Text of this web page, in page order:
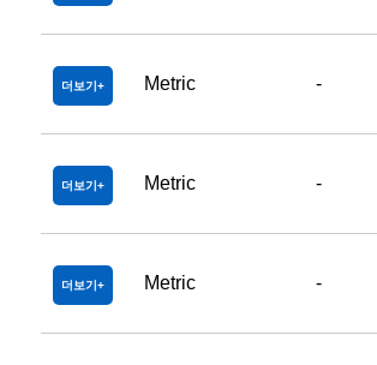
더보기 Metric -
더보기 Metric -
더보기 Metric -